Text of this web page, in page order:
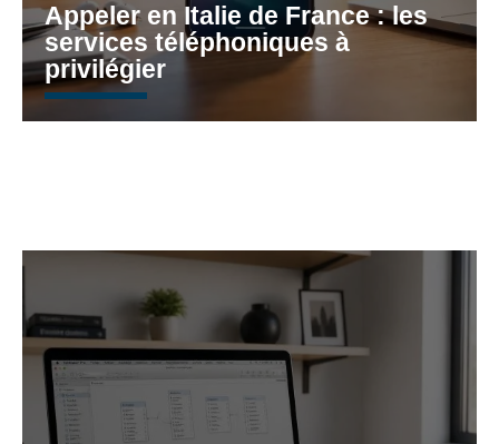
Appeler en Italie de France : les
services téléphoniques à
privilégier